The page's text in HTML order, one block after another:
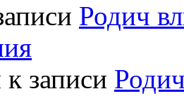
Родич
к записи